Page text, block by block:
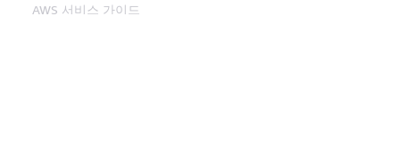
AWS 서비스 가이드